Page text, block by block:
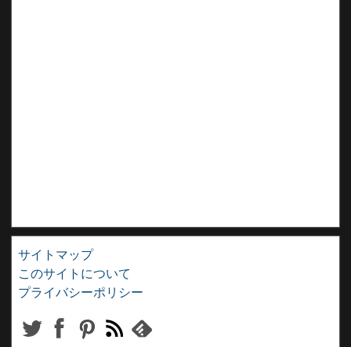
サイトマップ
このサイトについて
プライバシーポリシー